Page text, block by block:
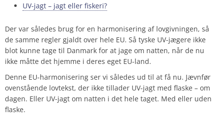
UV-jagt – jagt eller fiskeri?
Der var således brug for en harmonisering af lovgivningen, så
de samme regler gjaldt over hele EU. Så tyske UV-jægere ikke
blot kunne tage til Danmark for at jage om natten, når de nu
ikke måtte det hjemme i deres eget EU-land.
Denne EU-harmonisering ser vi således ud til at få nu. Jævnfør
ovenstående lovtekst, der ikke tillader UV-jagt med flaske – om
dagen. Eller UV-jagt om natten i det hele taget. Med eller uden
flaske.